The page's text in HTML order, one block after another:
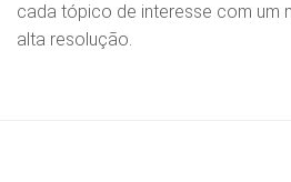
cada tópico de interesse com um
alta resolução.